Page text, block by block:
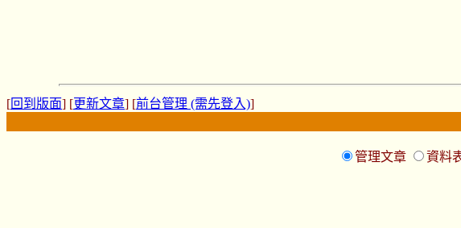
[回到版面] [更新文章] [前台管理 (需先登入)]
管理文章 資料